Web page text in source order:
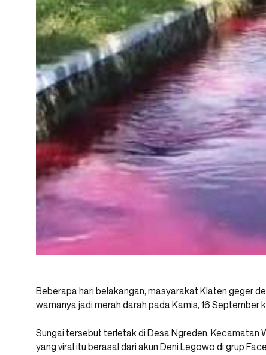
Beberapa hari belakangan, masyarakat Klaten geger
warnanya jadi merah darah pada Kamis, 16 September
Sungai tersebut terletak di Desa Ngreden, Kecamatan
yang viral itu berasal dari akun Deni Legowo di grup